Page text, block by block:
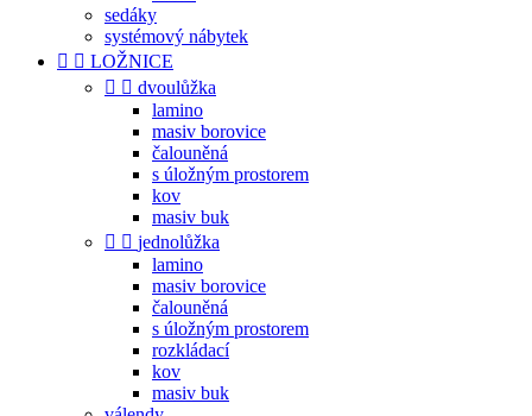
sedáky
systémový nábytek
  LOŽNICE
  dvoulůžka
lamino
masiv borovice
čalouněná
s úložným prostorem
kov
masiv buk
  jednolůžka
lamino
masiv borovice
čalouněná
s úložným prostorem
rozkládací
kov
masiv buk